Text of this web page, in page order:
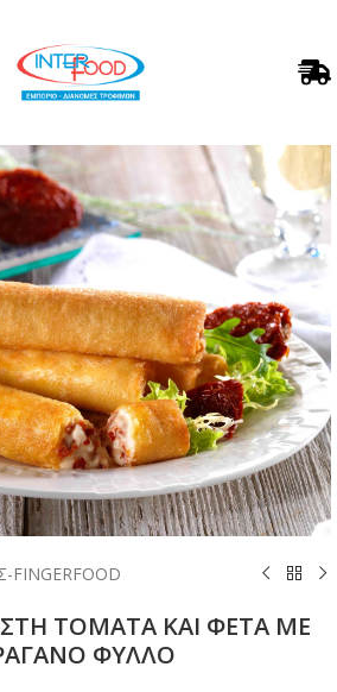
ΤΟΜΑΤΑ ΚΑΙ ΦΕΤΑ ΜΕ
ΦΥΛΛΟ